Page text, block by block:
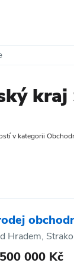
v kategorii
Hradem,
000 Kč